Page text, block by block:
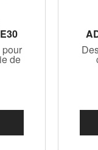
de
2